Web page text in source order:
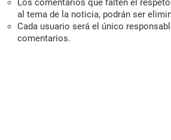
Los comentarios que falten el
al tema de la noticia, podrán ser
Cada usuario será el único
comentarios.